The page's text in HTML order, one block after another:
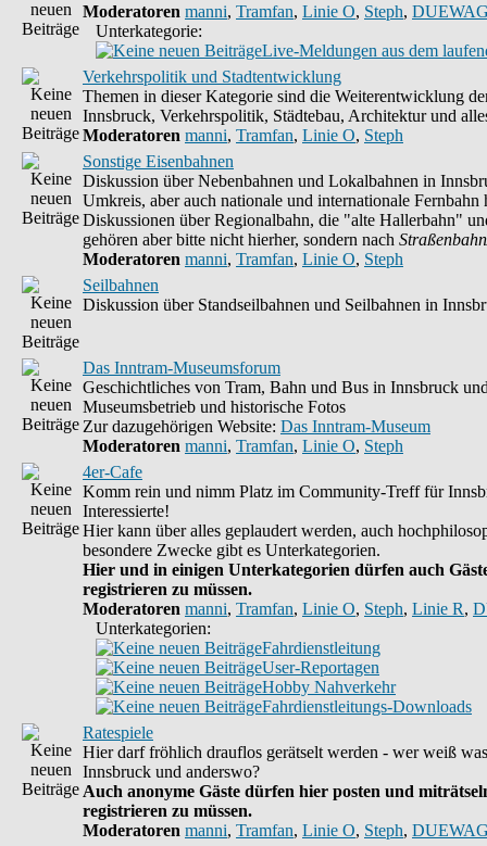
Moderatoren manni, Tramfan, Linie O, Steph,
Unterkategorie:
Live-Meldungen aus dem
Verkehrspolitik und Stadtentwicklung
Themen in dieser Kategorie sind die Weiterentwicklung
Innsbruck, Verkehrspolitik, Städtebau, Architektur und
Moderatoren manni, Tramfan, Linie O, Steph
Sonstige Eisenbahnen
Diskussion über Nebenbahnen und Lokalbahnen in
Umkreis, aber auch nationale und internationale Fernbahn
Diskussionen über Regionalbahn, die "alte Hallerbahn"
gehören aber bitte nicht hierher, sondern nach
Moderatoren manni, Tramfan, Linie O, Steph
Seilbahnen
Diskussion über Standseilbahnen und Seilbahnen in
Das Inntram-Museumsforum
Geschichtliches von Tram, Bahn und Bus in Innsbruck
Museumsbetrieb und historische Fotos
Zur dazugehörigen Website: Das Inntram-Museum
Moderatoren manni, Tramfan, Linie O, Steph
4er-Cafe
Komm rein und nimm Platz im Community-Treff für
Interessierte!
Hier kann über alles geplaudert werden, auch
besondere Zwecke gibt es Unterkategorien.
Hier und in einigen Unterkategorien dürfen auch
registrieren zu müssen.
Moderatoren manni, Tramfan, Linie O, Steph, Linie R,
Unterkategorien:
Fahrdienstleitung
User-Reportagen
Hobby Nahverkehr
Fahrdienstleitungs-Downloads
Ratespiele
Hier darf fröhlich drauflos gerätselt werden - wer weiß
Innsbruck und anderswo?
Auch anonyme Gäste dürfen hier posten und
registrieren zu müssen.
Moderatoren manni, Tramfan, Linie O, Steph,